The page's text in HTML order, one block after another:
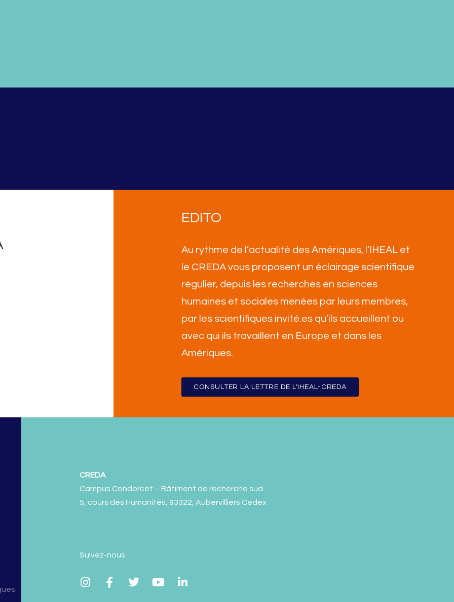
EDITO
Au rythme de l’actualité des Amériques, l’IHEAL et
le CREDA vous proposent un éclairage scientifique
régulier, depuis les recherches en sciences
humaines et sociales menées par leurs membres,
par les scientifiques invité.es qu’ils accueillent ou
avec qui ils travaillent en Europe et dans les
Amériques.
CONSULTER LA LETTRE DE L'IHEAL-CREDA
CREDA
Campus Condorcet – Bâtiment de recherche sud
5, cours des Humanités, 93322, Aubervilliers Cedex
Suivez-nous